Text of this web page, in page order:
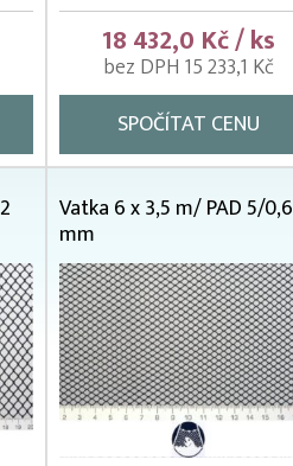
18 432,0 Kč / ks
bez DPH 15 233,1 Kč
SPOČÍTAT CENU
Vatka 6 x 3,5 m/ PAD 5/0,6
mm